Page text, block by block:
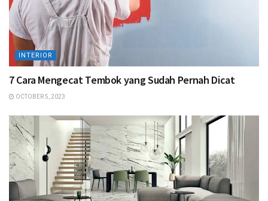
INTERIOR
7 Cara Mengecat Tembok yang Sudah Pernah Dicat
OCTOBER 5, 2023